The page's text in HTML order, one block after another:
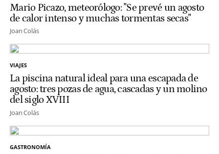
Mario Picazo, meteorólogo: "Se prevé un agosto
de calor intenso y muchas tormentas secas"
Joan Colás
VIAJES
La piscina natural ideal para una escapada de
agosto: tres pozas de agua, cascadas y un molino
del siglo XVIII
Joan Colás
GASTRONOMÍA